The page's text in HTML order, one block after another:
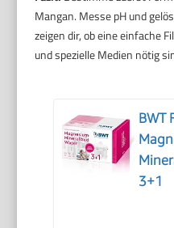
Mangan. Messe pH und
zeigen dir, ob eine einfache
und spezielle Medien nötig
BWT
3+1